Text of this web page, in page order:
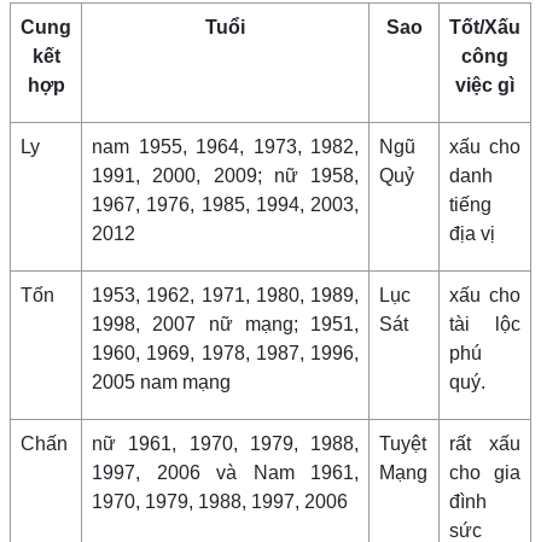
Cung
kết
hợp
Tuổi Sao
Tốt/Xấu
công
việc gì
Ly
nam 1955, 1964, 1973, 1982,
1991, 2000, 2009; nữ 1958,
1967, 1976, 1985, 1994, 2003,
2012
Ngũ
Quỷ
xấu cho
danh
tiếng
địa vị
Tốn
1953, 1962, 1971, 1980, 1989,
1998, 2007 nữ mạng; 1951,
1960, 1969, 1978, 1987, 1996,
2005 nam mạng
Lục
Sát
xấu cho
tài lộc
phú
quý.
Chấn
nữ 1961, 1970, 1979, 1988,
1997, 2006 và Nam 1961,
1970, 1979, 1988, 1997, 2006
Tuyệt
Mạng
rất xấu
cho gia
đình
sức